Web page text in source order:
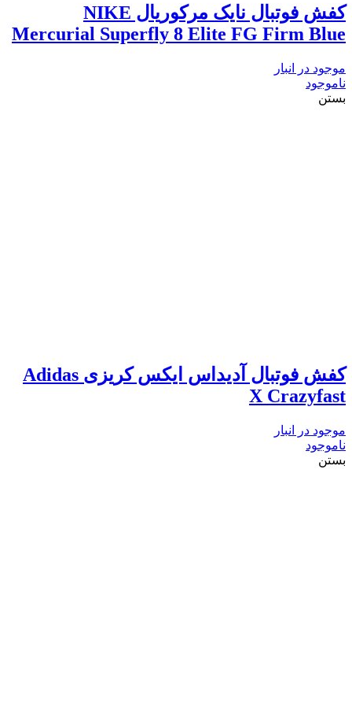
کفش فوتبال نایک مرکوریال NIKE
Mercurial Superfly 8 Elite FG Firm Blue
موجود در انبار
ناموجود
بستن
کفش فوتبال آدیداس ایکس کریزی Adidas
X Crazyfast
موجود در انبار
ناموجود
بستن